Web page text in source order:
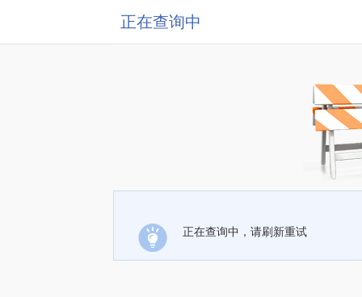
正在查询中
正在查询中，请刷新重试